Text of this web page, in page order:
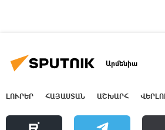
Արմենիա
ԼՈՒՐԵՐ ՀԱՅԱՍՏԱՆ ԱՇԽԱՐՀ